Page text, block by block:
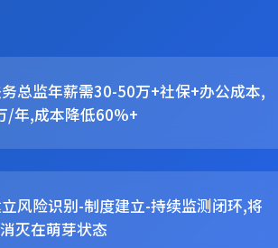
总监年薪需30-50万+社保+办公成本,
/年,成本降低60%+
风险识别-制度建立-持续监测闭环,将
灭在萌芽状态